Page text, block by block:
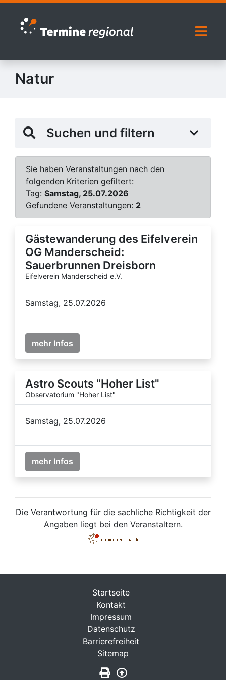
Zur Navigation springen
Zum Inhalt springen
Natur
Suchen und filtern
Sie haben Veranstaltungen nach den
folgenden Kriterien gefiltert:
Tag: Samstag, 25.07.2026
Gefundene Veranstaltungen: 2
Gästewanderung des Eifelverein
OG Manderscheid:
Sauerbrunnen Dreisborn
Eifelverein Manderscheid e.V.
Samstag, 25.07.2026
mehr Infos
Astro Scouts "Hoher List"
Observatorium "Hoher List"
Samstag, 25.07.2026
mehr Infos
Die Verantwortung für die sachliche Richtigkeit der
Angaben liegt bei den Veranstaltern.
Startseite
Kontakt
Impressum
Datenschutz
Barrierefreiheit
Sitemap
Seite drucken
Zurück nach oben